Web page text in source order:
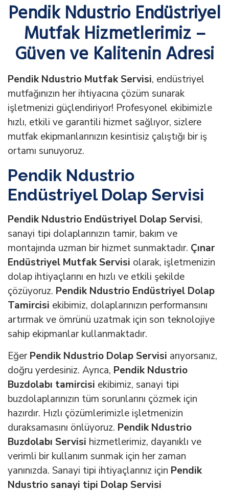
Pendik Ndustrio Endüstriyel
Mutfak Hizmetlerimiz –
Güven ve Kalitenin Adresi
Pendik Ndustrio Mutfak Servisi, endüstriyel
mutfağınızın her ihtiyacına çözüm sunarak
işletmenizi güçlendiriyor! Profesyonel ekibimizle
hızlı, etkili ve garantili hizmet sağlıyor, sizlere
mutfak ekipmanlarınızın kesintisiz çalıştığı bir iş
ortamı sunuyoruz.
Pendik Ndustrio
Endüstriyel Dolap Servisi
Pendik Ndustrio Endüstriyel Dolap Servisi,
sanayi tipi dolaplarınızın tamir, bakım ve
montajında uzman bir hizmet sunmaktadır. Çınar
Endüstriyel Mutfak Servisi olarak, işletmenizin
dolap ihtiyaçlarını en hızlı ve etkili şekilde
çözüyoruz. Pendik Ndustrio Endüstriyel Dolap
Tamircisi ekibimiz, dolaplarınızın performansını
artırmak ve ömrünü uzatmak için son teknolojiye
sahip ekipmanlar kullanmaktadır.
EğerPendik Ndustrio Dolap Servisi arıyorsanız,
doğru yerdesiniz. Ayrıca, Pendik Ndustrio
Buzdolabı tamircisi ekibimiz, sanayi tipi
buzdolaplarınızın tüm sorunlarını çözmek için
hazırdır. Hızlı çözümlerimizle işletmenizin
duraksamasını önlüyoruz. Pendik Ndustrio
Buzdolabı Servisi hizmetlerimiz, dayanıklı ve
verimli bir kullanım sunmak için her zaman
yanınızda. Sanayi tipi ihtiyaçlarınız için Pendik
Ndustrio sanayi tipi Dolap Servisi